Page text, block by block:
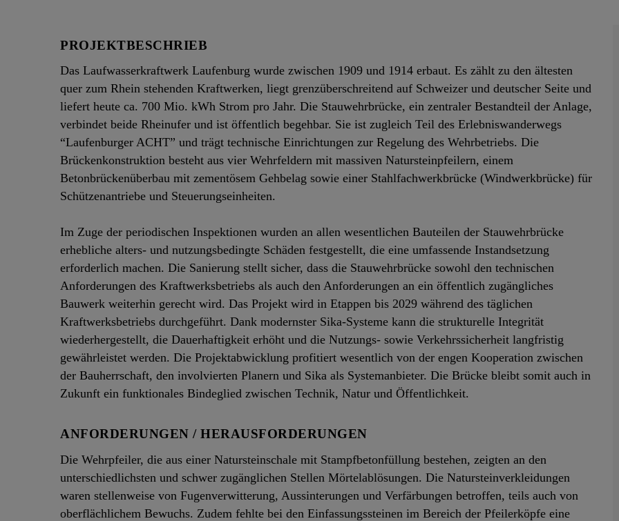
PROJEKTBESCHRIEB
Das Laufwasserkraftwerk Laufenburg wurde zwischen 1909 und 1914 erbaut. Es zählt zu den ältesten
quer zum Rhein stehenden Kraftwerken, liegt grenzüberschreitend auf Schweizer und deutscher Seite und
liefert heute ca. 700 Mio. kWh Strom pro Jahr. Die Stauwehrbrücke, ein zentraler Bestandteil der Anlage,
verbindet beide Rheinufer und ist öffentlich begehbar. Sie ist zugleich Teil des Erlebniswanderwegs
“Laufenburger ACHT” und trägt technische Einrichtungen zur Regelung des Wehrbetriebs. Die
Brückenkonstruktion besteht aus vier Wehrfeldern mit massiven Natursteinpfeilern, einem
Betonbrückenüberbau mit zementösem Gehbelag sowie einer Stahlfachwerkbrücke (Windwerkbrücke) für
Schützenantriebe und Steuerungseinheiten.
Im Zuge der periodischen Inspektionen wurden an allen wesentlichen Bauteilen der Stauwehrbrücke
erhebliche alters- und nutzungsbedingte Schäden festgestellt, die eine umfassende Instandsetzung
erforderlich machen. Die Sanierung stellt sicher, dass die Stauwehrbrücke sowohl den technischen
Anforderungen des Kraftwerksbetriebs als auch den Anforderungen an ein öffentlich zugängliches
Bauwerk weiterhin gerecht wird. Das Projekt wird in Etappen bis 2029 während des täglichen
Kraftwerksbetriebs durchgeführt. Dank modernster Sika-Systeme kann die strukturelle Integrität
wiederhergestellt, die Dauerhaftigkeit erhöht und die Nutzungs- sowie Verkehrssicherheit langfristig
gewährleistet werden. Die Projektabwicklung profitiert wesentlich von der engen Kooperation zwischen
der Bauherrschaft, den involvierten Planern und Sika als Systemanbieter. Die Brücke bleibt somit auch in
Zukunft ein funktionales Bindeglied zwischen Technik, Natur und Öffentlichkeit.
ANFORDERUNGEN / HERAUSFORDERUNGEN
Die Wehrpfeiler, die aus einer Natursteinschale mit Stampfbetonfüllung bestehen, zeigten an den
unterschiedlichsten und schwer zugänglichen Stellen Mörtelablösungen. Die Natursteinverkleidungen
waren stellenweise von Fugenverwitterung, Aussinterungen und Verfärbungen betroffen, teils auch von
oberflächlichem Bewuchs. Zudem fehlte bei den Einfassungssteinen im Bereich der Pfeilerköpfe eine